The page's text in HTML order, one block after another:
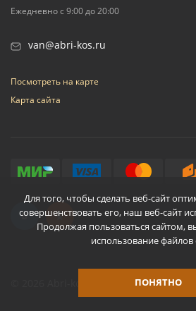
Для того, чтобы сделать веб-сайт
совершенствовать его, наш веб-сайт
Продолжая пользоваться сайтом,
использование файлов
ПОНЯТНО
Ежедневно с 9:00 до 20:00
van@abri-kos.ru
Посмотреть на карте
Карта сайта